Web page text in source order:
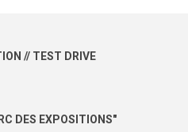
// TEST DRIVE
DES EXPOSITIONS"